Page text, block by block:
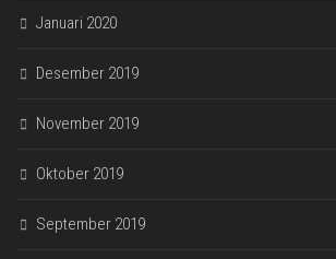
Januari 2020
Desember 2019
November 2019
Oktober 2019
September 2019